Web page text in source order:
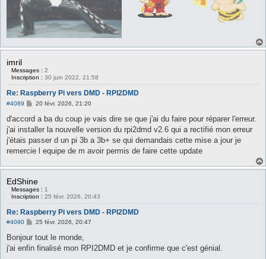
imril
Messages : 2
Inscription : 30 juin 2022, 21:58
Re: Raspberry Pi vers DMD - RPI2DMD
#4089
M
s
a
g
20 févr. 2026, 21:20
d'accord a ba du coup je vais dire se que j'ai du faire pour réparer l'erreur.
j'ai installer la nouvelle version du rpi2dmd v2.6 qui a rectifié mon erreur
j'étais passer d un pi 3b a 3b+ se qui demandais cette mise a jour je
remercie l equipe de m avoir permis de faire cette update
EdShine
Messages : 1
Inscription : 25 févr. 2026, 20:43
Re: Raspberry Pi vers DMD - RPI2DMD
#4090
M
s
a
25 févr. 2026, 20:47
Bonjour tout le monde,
j'ai enfin finalisé mon RPI2DMD et je confirme que c'est génial.